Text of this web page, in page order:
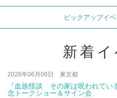
ピックアップイ
新着イ
2026年06月06日 東京都
『血族怪談 その家は呪われてい
念トークショー＆サイン会